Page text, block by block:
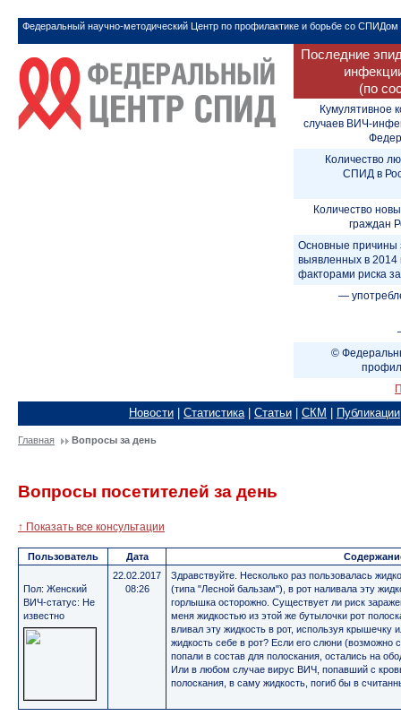
Федеральный научно-методический Центр по профилактике и борьбе со СПИДом
Последние
(по
Кумулятивное
случаев ВИЧ-
Количество
СПИД в
Количество
граждан
Основные причины
выявленных в 2014
факторами риска
—
©
Новости Статистика| Статьи СКМ Публикации
Главная Вопросы за день
Вопросы посетителей за день
↑ Показать все консультации
Пользователь Дата
Пол: Женский
ВИЧ-статус: Не
известно
22.02.2017
08:26
Здравствуйте. Несколько раз пользовалась
(типа "Лесной бальзам"), в рот наливала эту
горлышка осторожно. Существует ли риск
меня жидкостью из этой же бутылочки рот
вливал эту жидкость в рот, используя крышечку
жидкость себе в рот? Если его слюни (возможно
попали в состав для полоскания, остались на
Или в любом случае вирус ВИЧ, попавший с
полоскания, в саму жидкость, погиб бы в